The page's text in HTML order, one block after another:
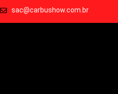
sac@carbushow.com.br